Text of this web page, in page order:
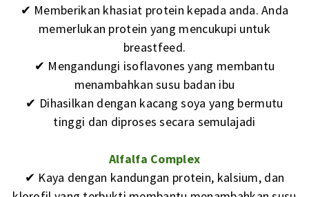
✔ Memberikan khasiat protein kepada anda. Anda
memerlukan protein yang mencukupi untuk
breastfeed.
✔ Mengandungi isoflavones yang membantu
menambahkan susu badan ibu
✔ Dihasilkan dengan kacang soya yang bermutu
tinggi dan diproses secara semulajadi
Alfalfa Complex
✔ Kaya dengan kandungan protein, kalsium, dan